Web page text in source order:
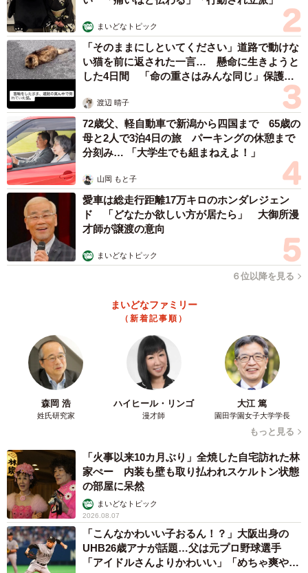
──ほかにも、猫の食事にまつわる注意点などはあります
か？
これからの時期はフードが傷みやすくなるので、特にウェ
ットフードの食べ残しはすぐ片付けるようにした方が良い
です。例えば、朝は食べ残しても大丈夫なようにドライフ
ード、ウェットフードは飼い主さんが家にいる夜に与える
など工夫してみると良いでしょう。
また、ドライフードを冷蔵庫に保存している方が結構いら
っしゃいますが、これはNGです。何度も出し入れするので
温度変化により結露が生じ、カビが生える場合がありま
す。また別の容器に移して保管する方がいますが、容器の
匂いや味が移ることがあるので、無理に移す必要はありま
せん。袋ごとフードコンテナなどに保管しておくのがお勧
「キャットフードに関するネットの記事は無駄に不安を煽
るものが非常に多いので鵜呑みにせず、情報元はあるか、
発信者は信用できるかなど正しい情報かどうか見極めてく
ださい」とにゃんとすさん。自身のブログではフード選び
や猫トイレに関する情報、病気の見極め方なども紹介して
います。
■にゃんとすさんのブログ：げぼくの教科書
（ https://nyantos.com/ ）
まいどなトピック
「そのままにしといてください」道路で動けな
い猫を前に返された一言… 懸命に生きようと
した4日間 「命の重さはみんな同じ」保護団
渡辺 晴子
72歳父、軽自動車で新潟から四国まで 65歳の
母と2人で3泊4日の旅 パーキングの休憩まで
分刻み… 「大学生でも組まねえよ！」
山岡 もと子
愛車は総走行距離17万キロのホンダレジェン
ド 「どなたか欲しい方が居たら」 大御所漫
才師が譲渡の意向
まいどなトピック
６位以降を見る
まいどなファミリー
（新着記事順）
森岡 浩
姓氏研究家
ハイヒール・リンゴ
漫才師
大江 篤
園田学園女子大学学長
もっと見る
「火事以来10カ月ぶり」全焼した自宅訪れた林
家ぺー 内装も壁も取り払われスケルトン状態
の部屋に呆然
まいどなトピック
2026.08.07
「こんなかわいい子おるん！？」大阪出身の
UHB26歳アナが話題…父は元プロ野球選手
「アイドルさんよりかわいい」「めちゃ爽や